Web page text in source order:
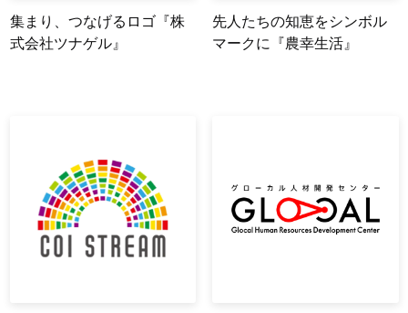
集まり、つなげるロゴ『株
式会社ツナゲル』
先人たちの知恵をシンボル
マークに『農幸生活』